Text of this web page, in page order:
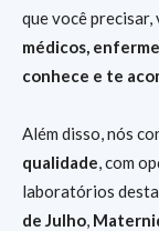
que você precisar,
médicos,
conhece e te
Além disso, nós
qualidade, com
laboratórios
de Julho,